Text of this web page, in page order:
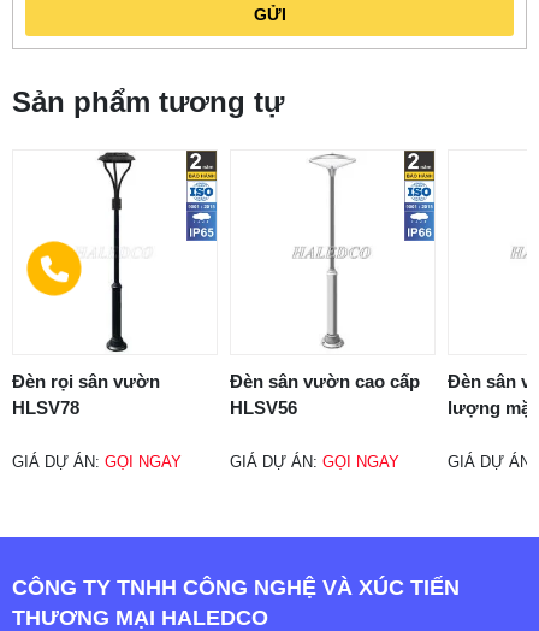
GỬI
Sản phẩm tương tự
Đèn rọi sân vườn
HLSV78
GIÁ DỰ ÁN: GỌI NGAY
Đèn sân vườn cao cấp
HLSV56
GIÁ DỰ ÁN:GỌI NGAY
Đèn sân
lượng
GIÁ DỰ
CÔNG TY TNHH CÔNG NGHỆ VÀ XÚC TIẾN
THƯƠNG MẠI HALEDCO